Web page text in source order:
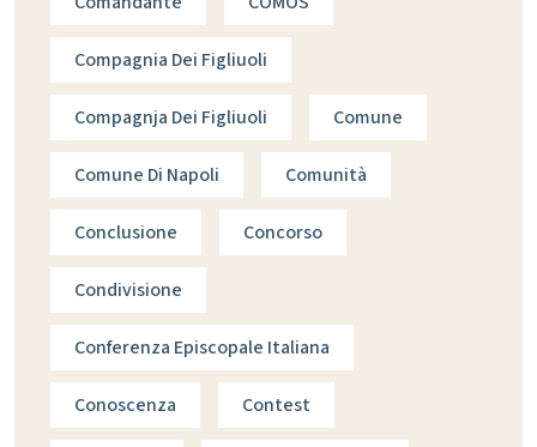
Compagnia Dei Figliuoli
Compagnja Dei Figliuoli Comune
Comune Di Napoli Comunità
Conclusione Concorso
Condivisione
Conferenza Episcopale Italiana
Conoscenza Contest